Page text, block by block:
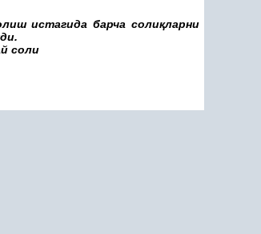
истагида барча солиқларни
соли